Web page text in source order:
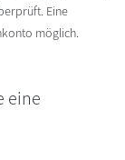
Eine
möglich.
eine